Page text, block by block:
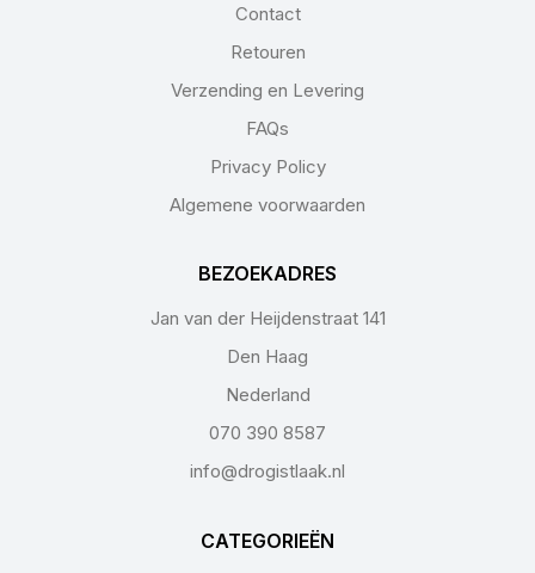
Contact
Retouren
Verzending en Levering
FAQs
Privacy Policy
Algemene voorwaarden
BEZOEKADRES
Jan van der Heijdenstraat 141
Den Haag
Nederland
070 390 8587
info@drogistlaak.nl
CATEGORIEËN